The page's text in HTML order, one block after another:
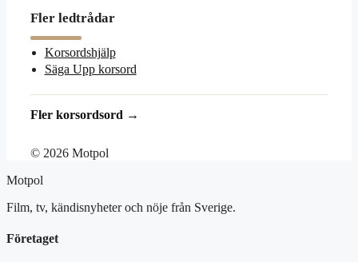
Fler ledtrådar
Korsordshjälp
Säga Upp korsord
Fler korsordsord →
© 2026 Motpol
Motpol
Film, tv, kändisnyheter och nöje från Sverige.
Företaget